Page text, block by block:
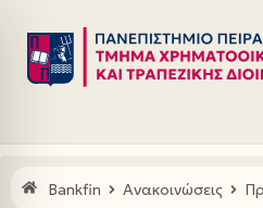
Μεταπηδήστε
στο
Bankfin Ανακοινώσεις